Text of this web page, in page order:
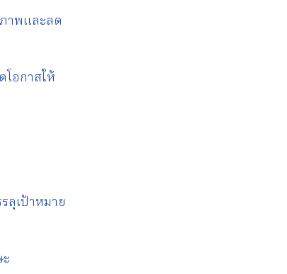
าพและลด
อกาสให้
ลุเป้าหมาย